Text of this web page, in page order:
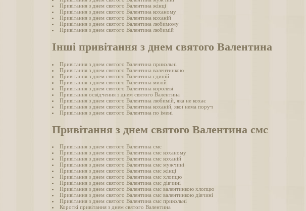
Привітання з днем святого Валентина жінці
Привітання з днем святого Валентина коханому
Привітання з днем святого Валентина коханій
Привітання з днем святого Валентина любимому
Привітання з днем святого Валентина любимій
Інші привітання з днем святого Валентина
Привітання з днем святого Валентина прикольні
Привітання з днем святого Валентина валентинкою
Привітання з днем святого Валентина єдиній
Привітання з днем святого Валентина милій
Привітання з днем святого Валентина королеві
Привітання освідчення з днем святого Валентина
Привітання з днем святого Валентина любимій, яка не кохає
Привітання з днем святого Валентина коханій, якої нема поруч
Привітання з днем святого Валентина по імені
Привітання з днем святого Валентина смс
Привітання з днем святого Валентина смс
Привітання з днем святого Валентина смс коханому
Привітання з днем святого Валентина смс коханій
Привітання з днем святого Валентина смс мужчині
Привітання з днем святого Валентина смс жінці
Привітання з днем святого Валентина смс хлопцю
Привітання з днем святого Валентина смс дівчині
Привітання з днем святого Валентина смс валентинкою хлопцю
Привітання з днем святого Валентина смс валентинкою дівчині
Привітання з днем святого Валентина смс прикольні
Короткі привітання з днем святого Валентина